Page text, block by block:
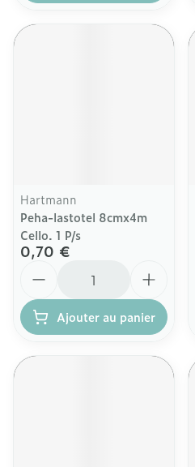
Hartmann
Peha-lastotel 8cmx4m
Cello. 1 P/s
0,70 €
Ajouter au panier